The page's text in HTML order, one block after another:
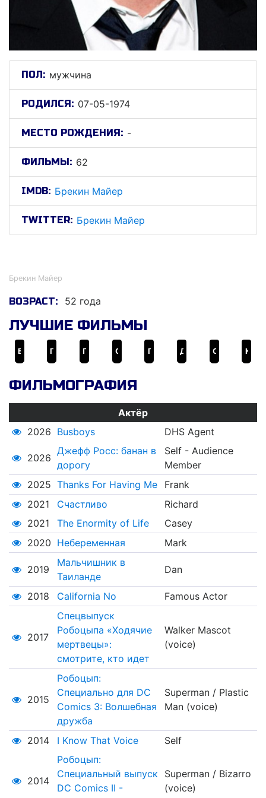
ПОЛ: мужчина
РОДИЛСЯ: 07-05-1974
МЕСТО РОЖДЕНИЯ: -
ФИЛЬМЫ: 62
IMDB: Брекин Майер
TWITTER: Брекин Майер
Брекин Майер
ВОЗРАСТ: 52 года
ЛУЧШИЕ ФИЛЬМЫ
ФИЛЬМОГРАФИЯ
Актёр
2026 Busboys DHS Agent
2026
Джефф Росс: банан в
дорогу
Self - Audience
Member
2025 Thanks For Having Me
Frank
2021
Счастливо
Richard
2021
The Enormity of Life
Casey
2020 Небеременная Mark
2019
Мальчишник в
Таиланде
Dan
2018 California No Famous Actor
2017
Спецвыпуск
Робоцыпа «Ходячие
мертвецы»:
смотрите, кто идет
Walker Mascot
(voice)
2015
Робоцып:
Специально для DC
Comics 3: Волшебная
дружба
Superman / Plastic
Man (voice)
2014 I Know That Voice Self
2014
Робоцып:
Специальный выпуск
DC Comics II -
Superman / Bizarro
(voice)